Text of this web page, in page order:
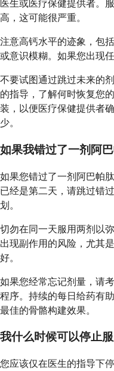
医生或医疗保健提供者。
高，这可能很严重。
注意高钙水平的迹象，包
或意识模糊。如果您出现
不要试图通过跳过未来的
的指导，了解何时恢复您
装，以便医疗保健提供者
少。
如果我错过了一剂阿
如果您错过了一剂阿巴帕
已经是第二天，请跳过错
划。
切勿在同一天服用两剂以
出现副作用的风险，尤其
好。
如果您经常忘记剂量，请
程序。持续的每日给药有
最佳的骨骼构建效果。
我什么时候可以停止
您应该仅在医生的指导下